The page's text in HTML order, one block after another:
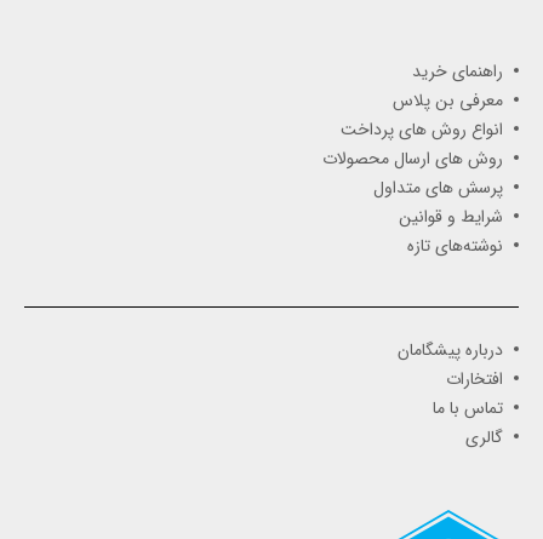
راهنمای خرید
معرفی بن پلاس
انواع روش های پرداخت
روش های ارسال محصولات
پرسش های متداول
شرایط و قوانین
نوشته‌های تازه
درباره پیشگامان
افتخارات
تماس با ما
گالری